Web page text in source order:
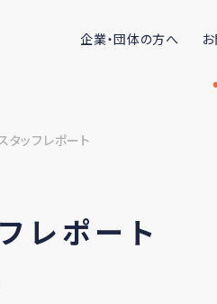
企業・団体の方へ
タッフレポート
レポート